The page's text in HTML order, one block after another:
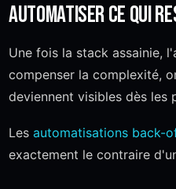
Automatiser ce qui
Une fois la stack assainie,
compenser la complexité,
deviennent visibles dès les
Les automatisations back-
exactement le contraire